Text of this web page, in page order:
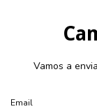
Vamos a
Email